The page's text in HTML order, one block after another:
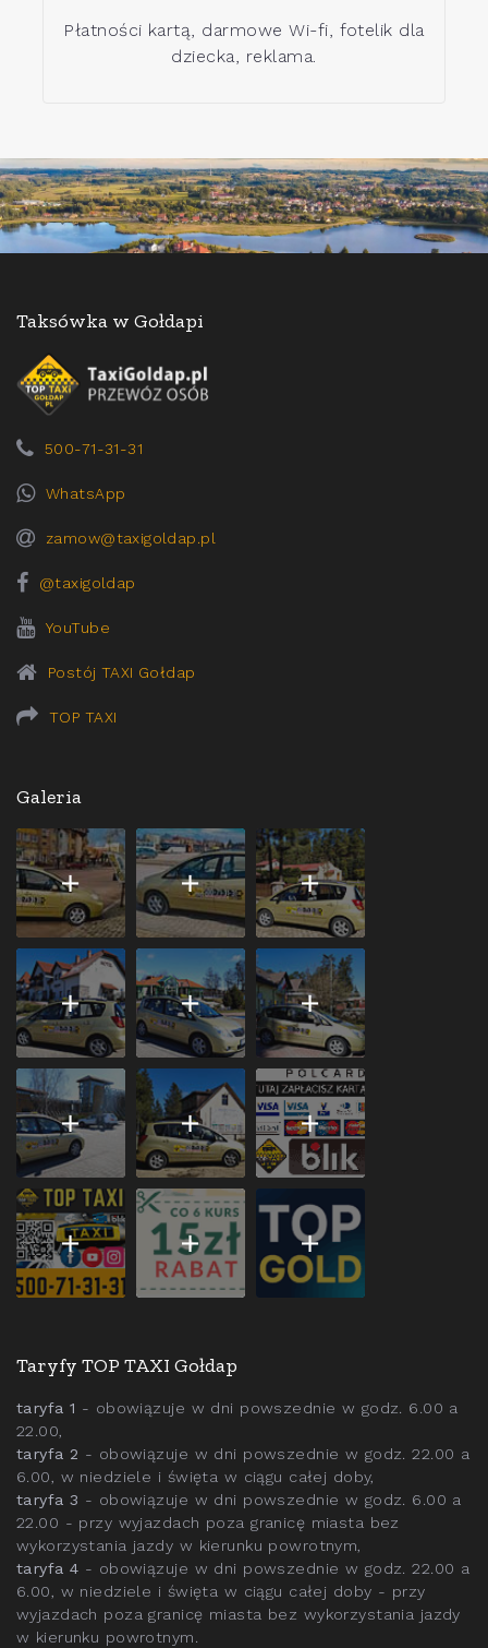
Płatności kartą, darmowe Wi-fi, fotelik dla
dziecka, reklama.
Taksówka w Gołdapi
500-71-31-31
WhatsApp
zamow@taxigoldap.pl
@taxigoldap
YouTube
Postój TAXI Gołdap
TOP TAXI
Galeria
Taryfy TOP TAXI Gołdap
taryfa 1 - obowiązuje w dni powszednie w godz. 6.00 a
22.00,
taryfa 2 - obowiązuje w dni powszednie w godz. 22.00 a
6.00, w niedziele i święta w ciągu całej doby,
taryfa 3 - obowiązuje w dni powszednie w godz. 6.00 a
22.00 - przy wyjazdach poza granicę miasta bez
wykorzystania jazdy w kierunku powrotnym,
taryfa 4 - obowiązuje w dni powszednie w godz. 22.00 a
6.00, w niedziele i święta w ciągu całej doby - przy
wyjazdach poza granicę miasta bez wykorzystania jazdy
w kierunku powrotnym.